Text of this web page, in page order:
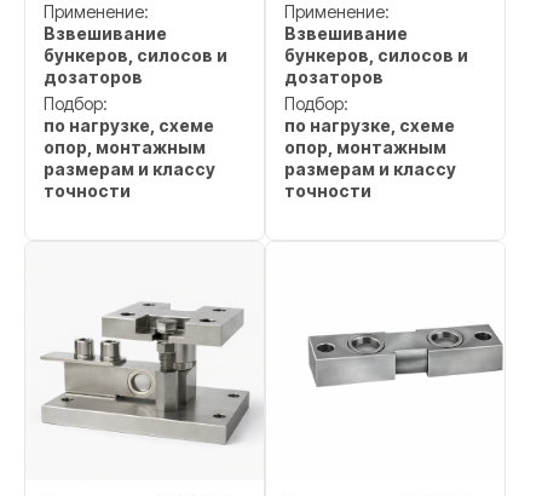
Применение:
Взвешивание
бункеров, силосов и
дозаторов
Подбор:
по нагрузке, схеме
опор, монтажным
размерам и классу
точности
Применение:
Взвешивание
бункеров, силосов и
дозаторов
Подбор:
по нагрузке, схеме
опор, монтажным
размерам и классу
точности